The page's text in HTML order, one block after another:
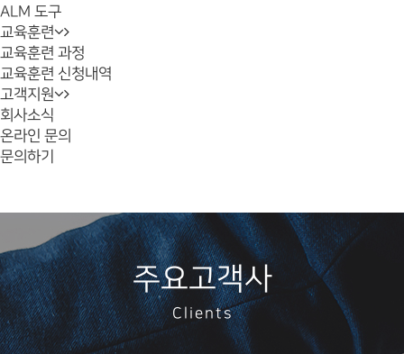
ALM 도구
교육훈련
교육훈련 과정
교육훈련 신청내역
고객지원
회사소식
온라인 문의
문의하기
주요고객사
Clients